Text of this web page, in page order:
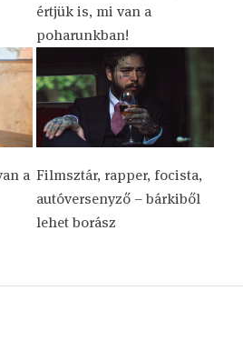
értjük is, mi van a
poharunkban!
a Filmsztár, rapper, focista,
autóversenyző – bárkiből
lehet borász